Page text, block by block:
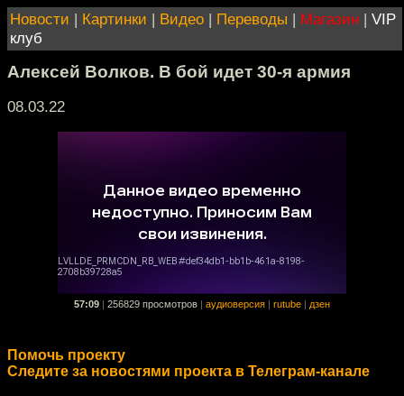
Новости | Картинки | Видео | Переводы | Магазин | VIP
клуб
Алексей Волков. В бой идет 30-я армия
08.03.22
57:09 256829 просмотров аудиоверсия rutube дзен
Помочь проекту
Следите за новостями проекта в Телеграм-канале